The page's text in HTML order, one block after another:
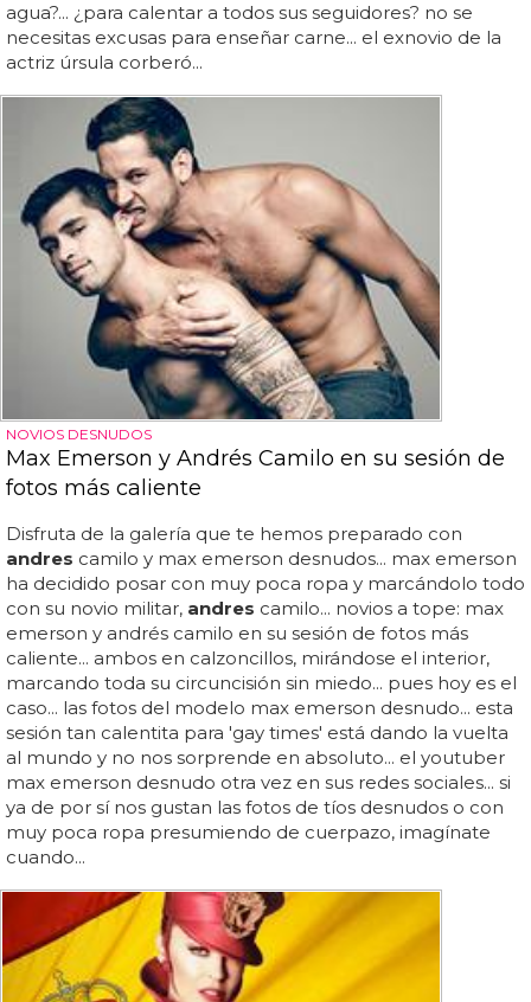
agua?... ¿para calentar a todos sus seguidores? no se
necesitas excusas para enseñar carne... el exnovio de la
actriz úrsula corberó...
NOVIOS DESNUDOS
Max Emerson y Andrés Camilo en su sesión de
fotos más caliente
Disfruta de la galería que te hemos preparado con
andres camilo y max emerson desnudos... max emerson
ha decidido posar con muy poca ropa y marcándolo todo
con su novio militar, andres camilo... novios a tope: max
emerson y andrés camilo en su sesión de fotos más
caliente... ambos en calzoncillos, mirándose el interior,
marcando toda su circuncisión sin miedo... pues hoy es el
caso... las fotos del modelo max emerson desnudo... esta
sesión tan calentita para 'gay times' está dando la vuelta
al mundo y no nos sorprende en absoluto... el youtuber
max emerson desnudo otra vez en sus redes sociales... si
ya de por sí nos gustan las fotos de tíos desnudos o con
muy poca ropa presumiendo de cuerpazo, imagínate
cuando...